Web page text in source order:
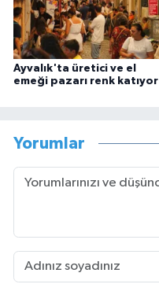
Ayvalık'ta üretici ve el
emeği pazarı renk katıyor
Yorumlar